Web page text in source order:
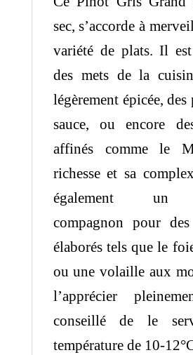
sec, s’accorde à
variété de plats. Il
des mets de la
légèrement épicée, des
sauce, ou encore
affinés comme le
richesse et sa
également un
compagnon pour
élaborés tels que le
ou une volaille aux
l’apprécier
conseillé de le
température de 10-